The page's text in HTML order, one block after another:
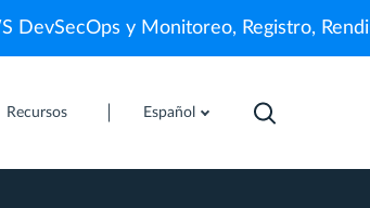
DevSecOps y Monitoreo, Registro,
Recursos Español